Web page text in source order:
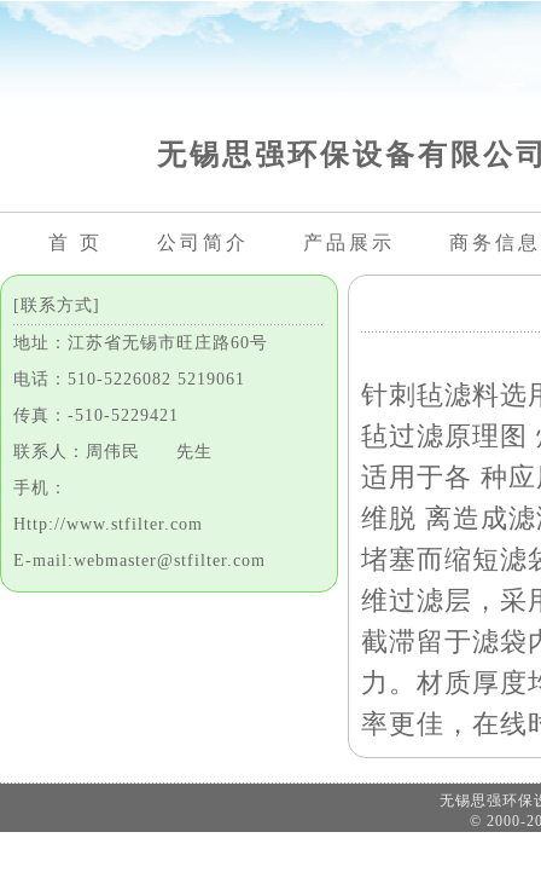
无锡思强环保设备有限公
首 页 公司简介 产品展示 商务信息
[联系方式]
地址：江苏省无锡市旺庄路60号
电话：510-5226082 5219061
传真：-510-5229421
联系人：周伟民 先生
手机：
Http://www.stfilter.com
E-mail:webmaster@stfilter.com
针刺毡滤料选
毡过滤原理图
适用于各 种
维脱 离造成
堵塞而缩短滤
维过滤层，采
截滞留于滤袋
力。材质厚度
率更佳，在线
无锡思强环
© 2000-